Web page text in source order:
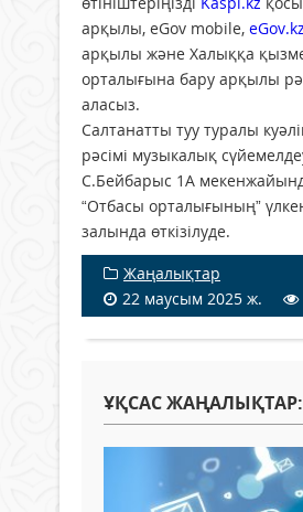
арқылы, eGov mobile, eGov.kz
арқылы және Халыққа
орталығына бару арқылы
аласыз.
Салтанатты туу туралы
рәсімі музыкалық
С.Бейбарыс 1А
“Отбасы орталығының”
залында өткізілуде.
Жаңалықтар
22 маусым 2025 ж.
ҰҚСАС ЖАҢАЛЫҚТАР: